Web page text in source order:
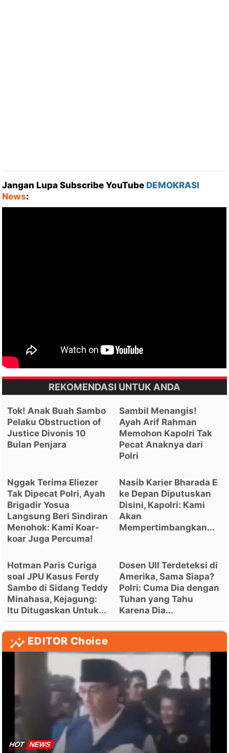
Jangan Lupa Subscribe YouTube DEMOKRASI
News:
REKOMENDASI UNTUK ANDA
Tok! Anak Buah Sambo
Pelaku Obstruction of
Justice Divonis 10
Bulan Penjara
Sambil Menangis!
Ayah Arif Rahman
Memohon Kapolri Tak
Pecat Anaknya dari
Polri
Nggak Terima Eliezer
Tak Dipecat Polri, Ayah
Brigadir Yosua
Langsung Beri Sindiran
Menohok: Kami Koar-
koar Juga Percuma!
Nasib Karier Bharada E
ke Depan Diputuskan
Disini, Kapolri: Kami
Akan
Mempertimbangkan...
Hotman Paris Curiga
soal JPU Kasus Ferdy
Sambo di Sidang Teddy
Minahasa, Kejagung:
Itu Ditugaskan Untuk...
Dosen UII Terdeteksi di
Amerika, Sama Siapa?
Polri: Cuma Dia dengan
Tuhan yang Tahu
Karena Dia...
EDITOR Choice
HOT NEWS